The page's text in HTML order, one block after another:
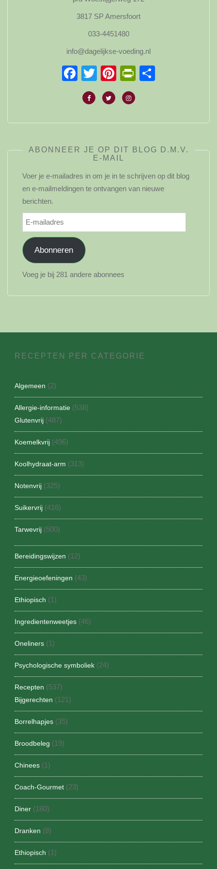
3817 SP Amersfoort
033-4451480
info@dagelijkse-voeding.nl
Facebook
TwitterPinterest
ABONNEER JE OP DIT BLOG D.M.V.
E-MAIL
Voer je e-mailadres in om je in te schrijven op dit blog
en e-mailmeldingen te ontvangen van nieuwe
berichten.
E-
mailadres
Abonneren
Voeg je bij 281 andere abonnees
RECEPTEN PER CATEGORIE
Algemeen (2)
Allergie-informatie (538)
Glutenvrij (487)
Koemelkvrij (496)
Koolhydraat-arm (313)
Notenvrij (325)
Suikervrij (416)
Tarwevrij (500)
Bereidingswijzen (12)
Energieoefeningen (43)
Ethiopisch (1)
Ingredientenweetjes (46)
Oneliners (1)
Psychologische symboliek (24)
Recepten (537)
Bijgerechten (121)
Borrelhapjes (35)
Broodbeleg (19)
Chinees (1)
Coach-Gourmet (23)
Diner (180)
Dranken (8)
Ethiopisch (1)